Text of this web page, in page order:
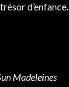
d’enfance.
Madeleines